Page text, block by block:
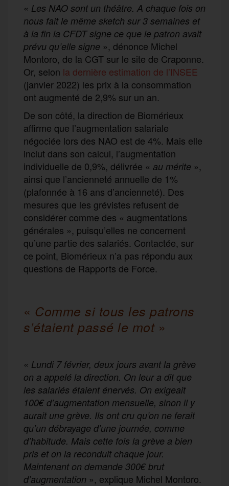
« Les NAO sont un théâtre. A chaque fois on
nous fait le même sketch sur 3 semaines et
à la fin la CFDT signe ce que le patron avait
prévu qu’elle signe », dénonce Michel
Montoro, de la CGT sur le site de Craponne.
Or, selon la dernière estimation de l’INSEE
(janvier 2022) les prix à la consommation
ont augmenté de 2,9% sur un an.
De son côté, la direction de Biomérieux
affirme que l’augmentation salariale
négociée lors des NAO est de 4%. Mais elle
inclut dans son calcul, l’augmentation
individuelle de 0,9%, délivrée « au mérite »,
ainsi que l’ancienneté annuelle de 1%
(plafonnée à 16 ans d’ancienneté). Des
mesures que les grévistes refusent de
considérer comme des « augmentations
générales », puisqu’elles ne concernent
qu’une partie des salariés. Contactée, sur
ce point, Biomérieux n’a pas répondu aux
questions de Rapports de Force.
« Comme si tous les patrons
s’étaient passé le mot»
« Lundi 7 février, deux jours avant la grève
on a appelé la direction. On leur a dit que
les salariés étaient énervés. On exigeait
100€ d’augmentation mensuelle, sinon il y
aurait une grève. Ils ont cru qu’on ne ferait
qu’un débrayage d’une journée, comme
d’habitude. Mais cette fois la grève a bien
pris et on la reconduit chaque jour.
Maintenant on demande 300€ brut
d’augmentation », explique Michel Montoro.